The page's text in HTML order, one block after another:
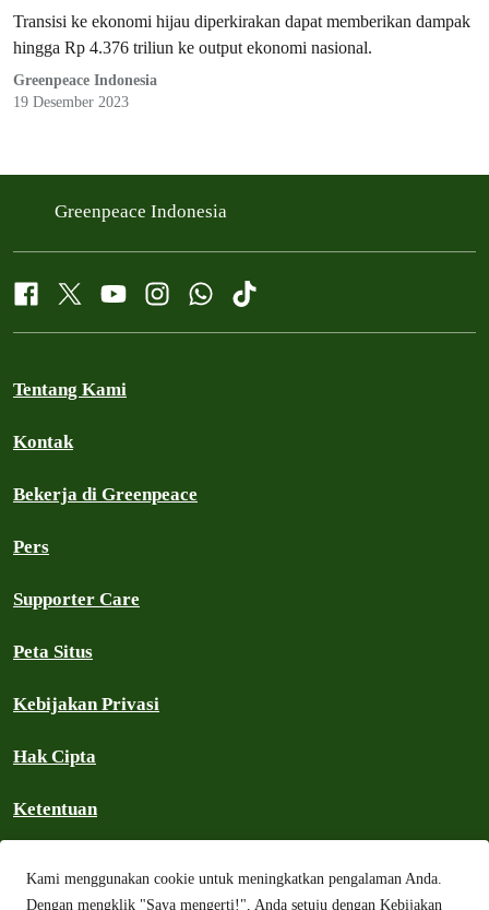
Kami menggunakan cookie untuk meningkatkan pengalaman Anda.
Dengan mengklik "Saya mengerti!", Anda setuju dengan Kebijakan
Kesejahteraan Masyarakat
Transisi ke ekonomi hijau diperkirakan dapat memberikan dampak
hingga Rp 4.376 triliun ke output ekonomi nasional.
Greenpeace Indonesia
19 Desember 2023
Greenpeace Indonesia
Tentang Kami
Kontak
Bekerja di Greenpeace
Pers
Supporter Care
Peta Situs
Kebijakan Privasi
Hak Cipta
Ketentuan